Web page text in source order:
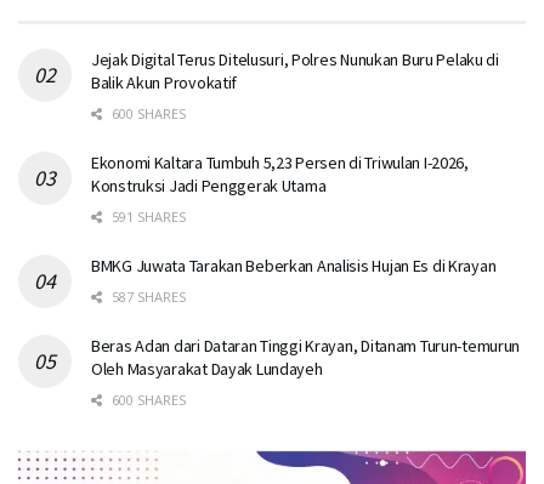
Jejak Digital Terus Ditelusuri, Polres Nunukan Buru Pelaku di
Balik Akun Provokatif
600 SHARES
Ekonomi Kaltara Tumbuh 5,23 Persen di Triwulan I-2026,
Konstruksi Jadi Penggerak Utama
591 SHARES
BMKG Juwata Tarakan Beberkan Analisis Hujan Es di Krayan
587 SHARES
Beras Adan dari Dataran Tinggi Krayan, Ditanam Turun-temurun
Oleh Masyarakat Dayak Lundayeh
600 SHARES